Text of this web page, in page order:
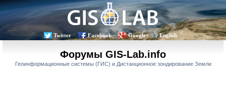
Twitter Facebook Google+ English
Форумы GIS-Lab.info
Геоинформационные системы (ГИС) и Дистанционное зондирование Земли